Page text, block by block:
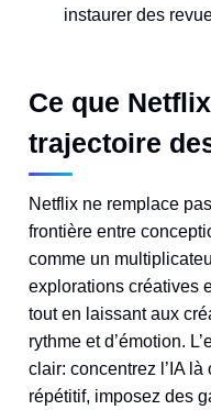
instaurer des
Ce que
trajectoire
Netflix ne remplace
frontière entre
comme un
explorations créatives
tout en laissant aux
rythme et d’émotion.
clair: concentrez l’IA
répétitif, imposez des